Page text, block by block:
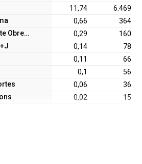
11,74
6.469
0,66
364
Frente Obrero
0,29
160
0,14
78
0,11
66
0,1
56
0,06
36
0,02 15